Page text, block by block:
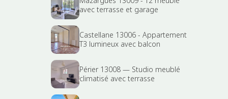
avec terrasse et garage
Castellane 13006 - Appartement
T3 lumineux avec balcon
Périer 13008 — Studio meublé
climatisé avec terrasse